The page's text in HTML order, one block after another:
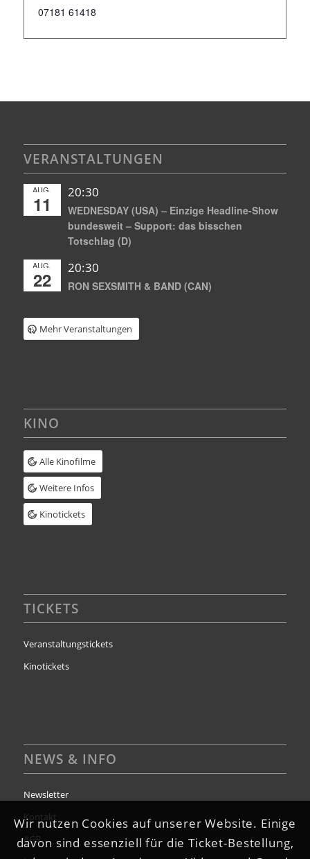
07181 61418
VERANSTALTUNGEN
AUG.
11
20:30
WEDNESDAY (USA) – Einzige Headline-Show
bundesweit – Support: das bisschen
Totschlag (D)
AUG.
22
20:30
RON SEXSMITH & BAND (CAN)
Mehr Veranstaltungen
KINO
Alle Kinofilme
Weitere Infos
Kinotickets
TICKETS
Veranstaltungstickets
Kinotickets
NEWS & INFO
Newsletter
Kontakt
AGB
Wir nutzen Cookies auf unserer Website. Einige
davon sind essenziell für die Ticket-Bestellung,